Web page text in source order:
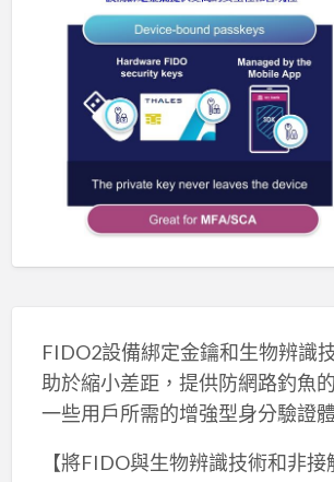
FIDO2設備綁定金鑰和生物辨識
助於縮小差距，提供防網路釣魚
一些用戶所需的增強型身分驗證
【將FIDO與生物辨識技術和非